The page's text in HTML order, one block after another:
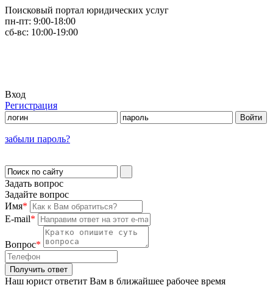
Поисковый портал юридических услуг
пн-пт: 9:00-18:00
сб-вс: 10:00-19:00
Вход
Регистрация
забыли пароль?
Задать вопрос
Задайте вопрос
Имя*
E-mail*
Вопрос*
Наш юрист ответит Вам в ближайшее рабочее время